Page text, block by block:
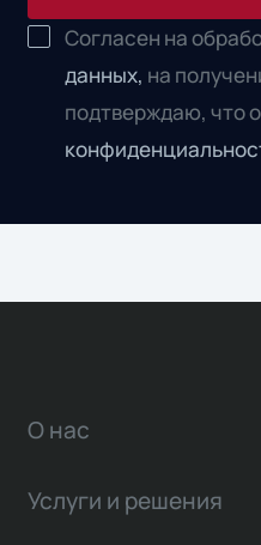
Согласен на
данных, на
подтверждаю, что
О нас
Услуги и решения